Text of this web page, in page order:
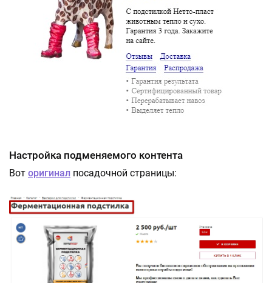
Настройка подменяемого контента
Вот оригинал посадочной страницы: